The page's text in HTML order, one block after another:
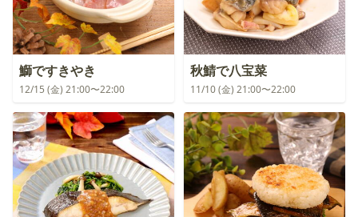
鰤ですきやき
12/15 (金) 21:00〜22:00
秋鯖で八宝菜
11/10 (金) 21:00〜22:00